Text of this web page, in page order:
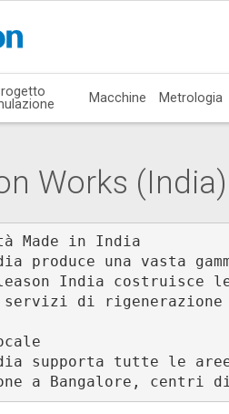
Macchine Metrologia
Works
Made in India
produce una vasta
India costruisce
di rigenerazione
supporta tutte le
a Bangalore, centri